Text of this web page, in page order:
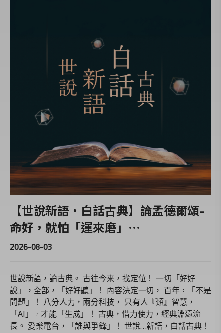
【世說新語‧白話古典】論孟德爾頌-
命好，就怕「運來磨」⋯
2026-08-03
世說新語，論古典。 古往今來，找定位！ 一切「好好
說」，全部，「好好聽」！ 內容決定一切， 百年，「不是
問題」！ 八分人力，兩分科技， 只有人『類』智慧，
「AI」，才能「生成」！ 古典，借力使力，經典淵遠流
長。 愛樂電台，「誰與爭鋒」！ 世說…新語，白話古典！